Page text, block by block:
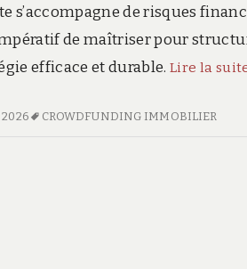
s’accompagne de risques
de maîtriser pour
efficace et durable.Lire la
2026 CROWDFUNDING IMMOBILIER